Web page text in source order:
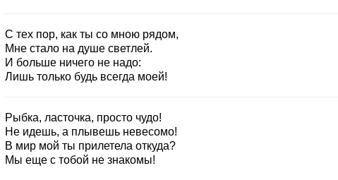
С тех пор, как ты со мною рядом,
Мне стало на душе светлей.
И больше ничего не надо:
Лишь только будь всегда моей!
Рыбка, ласточка, просто чудо!
Не идешь, а плывешь невесомо!
В мир мой ты прилетела откуда?
Мы еще с тобой не знакомы!